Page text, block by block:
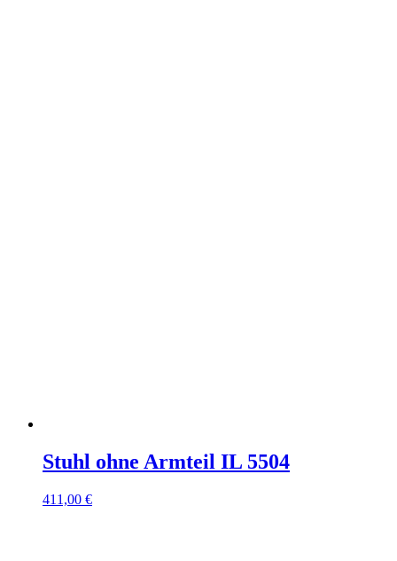
Stuhl ohne Armteil IL 5504
411,00 €